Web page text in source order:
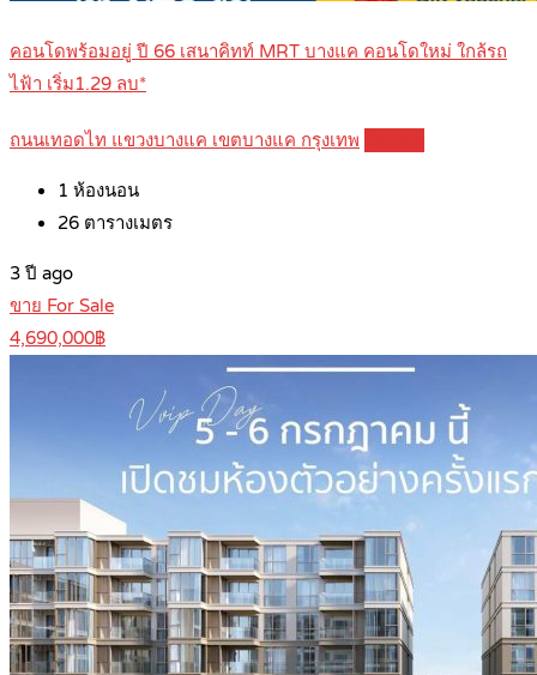
คอนโดพร้อมอยู่ ปี 66 เสนาคิทท์ MRT บางแค คอนโดใหม่ ใกล้รถ
ไฟ้า เริ่ม1.29 ลบ*
ถนนเทอดไท แขวงบางแค เขตบางแค กรุงเทพ
1 ห้องนอน
26 ตารางเมตร
3 ปี ago
ขาย For Sale
4,690,000฿